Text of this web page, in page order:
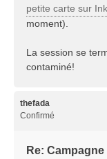
petite carte sur
moment).
La session se
contaminé!
thefada
Confirmé
Re: